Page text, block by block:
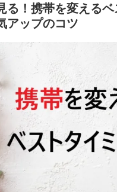
る！携帯を変える
アップのコツ